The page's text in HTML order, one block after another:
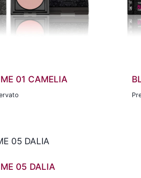
01 CAMELIA
05 DALIA